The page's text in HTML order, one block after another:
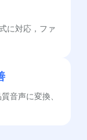
に対応，ファ
音声に変換、